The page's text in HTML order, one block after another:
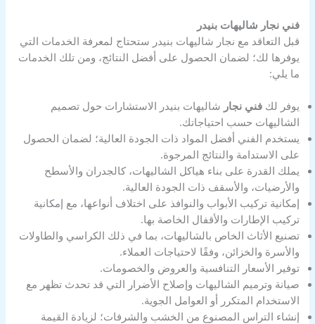
فني نجار شاليهات بنيدر
قبل التعاقد مع نجار شاليهات بنيدر ستحتاج لمعرفة الخدمات التي
يوفرها لك؛ لضمان الحصول على أفضل النتائج، ومن تلك الخدمات
ما يلي:
يوفر لكفني نجار شاليهات بنيدر الاستشارات حول تصميم
الشاليهات حسب احتياجاتك.
يستخدم الفني أفضل المواد ذات الجودة العالية؛ لضمان الحصول
على الاستدامة والنتائج المرجوة.
يملك القدرة على بناء هياكل الشاليهات، كالجدران والأسطح
والأرضيات، والأسقف ذات الجودة العالية.
إمكانية تركيب الأبواب والنوافذ على اختلاف أنواعها، مع إمكانية
تركيب الإطارات والأقفال الخاصة بها.
تصنيع الأثاث الخاص بالشاليهات، بما في ذلك الكراسي والطاولات
والأسرة والخزائن، وفقًا لاحتياجات العملاء.
توفير الأسعار التنافسية والعروض والخصومات.
صيانة وترميم الشاليهات وإصلاح الأضرار التي قد تحدث تظهر مع
الاستخدام المتكرر أو العوامل الجوية.
إنشاء التراس المصنوع من الخشب والشرفات؛ لزيادة القيمة